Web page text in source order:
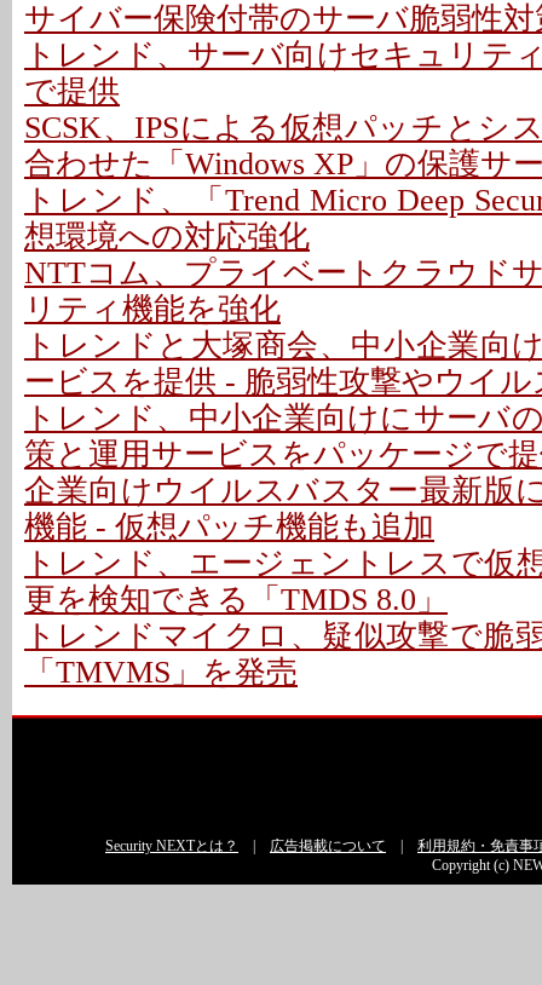
サイバー保険付帯のサーバ脆弱性
トレンド、サーバ向けセキュリテ
で提供
SCSK、IPSによる仮想パッチとシ
合わせた「Windows XP」の保護サ
トレンド、「Trend Micro Deep
想環境への対応強化
NTTコム、プライベートクラウド
リティ機能を強化
トレンドと大塚商会、中小企業向
ービスを提供 - 脆弱性攻撃やウイ
トレンド、中小企業向けにサーバ
策と運用サービスをパッケージで
企業向けウイルスバスター最新版
機能 - 仮想パッチ機能も追加
トレンド、エージェントレスで仮
更を検知できる「TMDS 8.0」
トレンドマイクロ、疑似攻撃で脆
「TMVMS」を発売
Security NEXTとは？ 広告掲載について
利用規約・免責事
Copyright (c)